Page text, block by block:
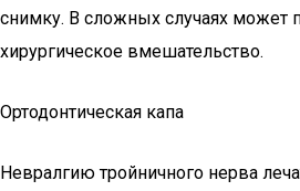
снимку. В сложных случаях может
хирургическое вмешательство.
Ортодонтическая капа
Невралгию тройничного нерва